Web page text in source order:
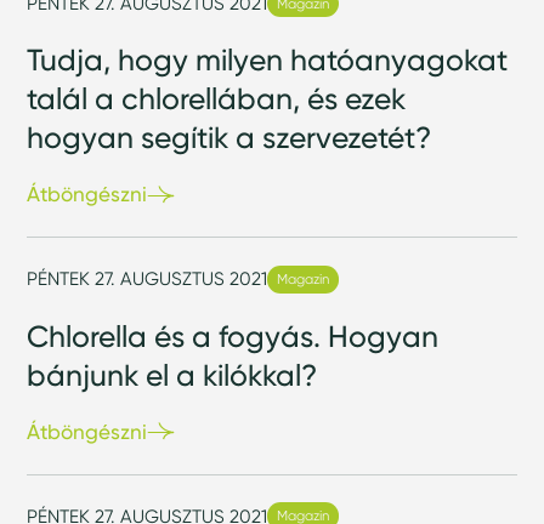
Tudja, hogy milyen hatóanyagokat
talál a chlorellában, és ezek
hogyan segítik a szervezetét?
Átböngészni
PÉNTEK 27. AUGUSZTUS 2021 Magazin
Chlorella és a fogyás. Hogyan
bánjunk el a kilókkal?
Átböngészni
PÉNTEK 27. AUGUSZTUS 2021 Magazin